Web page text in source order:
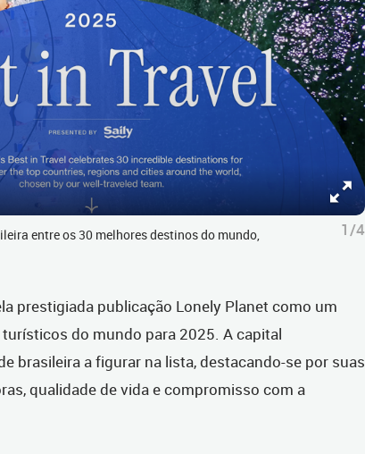
entre os 30 melhores destinos do mundo,
1/4
prestigiada publicação Lonely Planet como um
do mundo para 2025. A capital
brasileira a figurar na lista, destacando-se por suas
qualidade de vida e compromisso com a